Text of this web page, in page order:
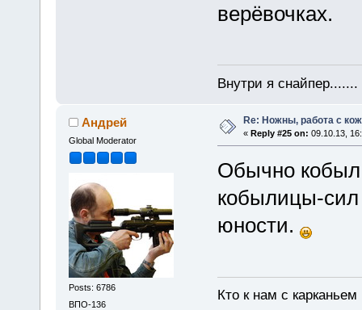
верёвочках.
Внутри я
Андрей
Global Moderator
Posts: 6786
ВПО-136
Re: Ножны, работа с
« Reply #25 on: 09.10.13,
Обычно
кобылицы-сил
юности.
Кто к нам с